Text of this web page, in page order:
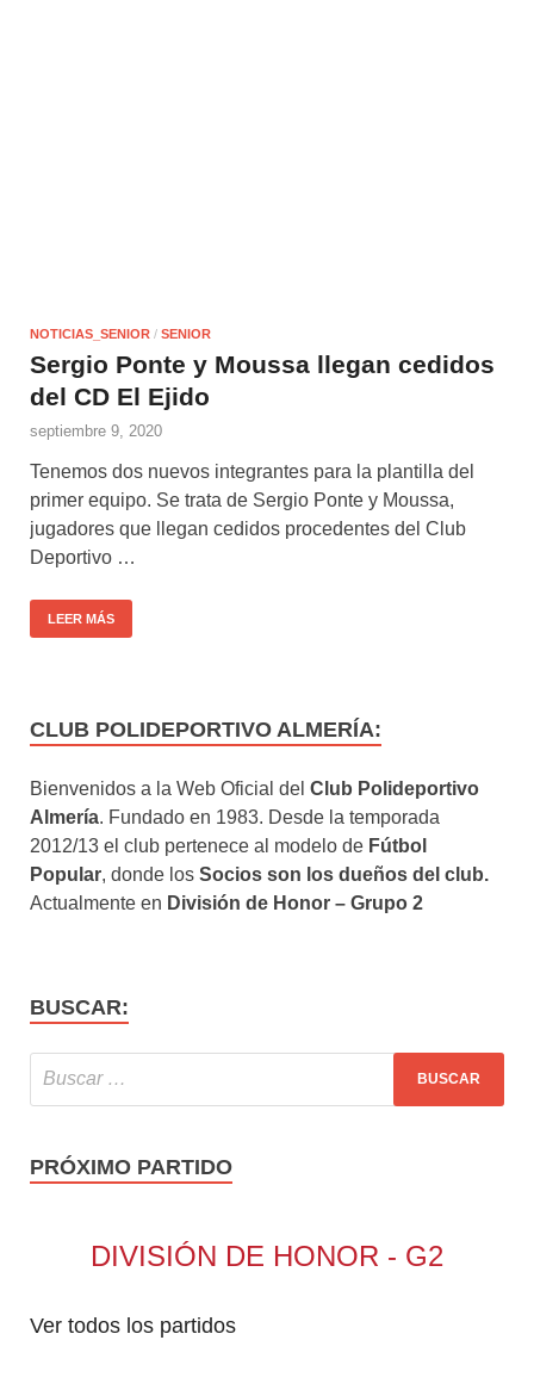
NOTICIAS_SENIOR / SENIOR
Sergio Ponte y Moussa llegan cedidos
del CD El Ejido
septiembre 9, 2020
Tenemos dos nuevos integrantes para la plantilla del
primer equipo. Se trata de Sergio Ponte y Moussa,
jugadores que llegan cedidos procedentes del Club
Deportivo …
LEER MÁS
CLUB POLIDEPORTIVO ALMERÍA:
Bienvenidos a la Web Oficial del Club Polideportivo
Almería. Fundado en 1983. Desde la temporada
2012/13 el club pertenece al modelo de Fútbol
Popular, donde los Socios son los dueños del club.
Actualmente en División de Honor – Grupo 2
BUSCAR:
PRÓXIMO PARTIDO
DIVISIÓN DE HONOR - G2
Ver todos los partidos